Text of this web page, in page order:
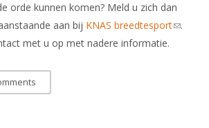
orde kunnen komen? Meld u zich dan
aan bij KNAS breedtesport(link.
met u op met nadere informatie.